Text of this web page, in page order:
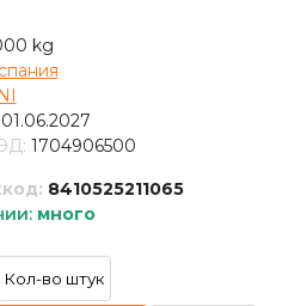
kg
01.06.2027
1704906500
8410525211065
много